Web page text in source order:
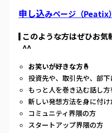
申し込みページ（Peatix
このような方はぜひお
^^
お笑いが好きな方🤞
投資先や、取引先や、部
もっと人を巻き込む話し
新しい発想方法を身に付
コミュニティ界隈の方
スタートアップ界隈の方